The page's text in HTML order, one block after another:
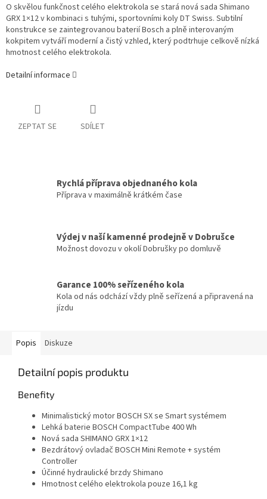
O skvělou funkčnost celého elektrokola se stará nová sada Shimano
GRX 1×12 v kombinaci s tuhými, sportovními koly DT Swiss. Subtilní
konstrukce se zaintegrovanou baterií Bosch a plně interovaným
kokpitem vytváří moderní a čistý vzhled, který podtrhuje celkově nízká
hmotnost celého elektrokola.
Detailní informace
ZEPTAT SE SDÍLET
Rychlá příprava objednaného kola
Příprava v maximálně krátkém čase
Výdej v naší kamenné prodejně v Dobrušce
Možnost dovozu v okolí Dobrušky po domluvě
Garance 100% seřízeného kola
Kola od nás odchází vždy plně seřízená a připravená na
jízdu
Popis Diskuze
Detailní popis produktu
Benefity
Minimalistický motor BOSCH SX se Smart systémem
Lehká baterie BOSCH CompactTube 400 Wh
Nová sada SHIMANO GRX 1×12
Bezdrátový ovladač BOSCH Mini Remote + systém
Controller
Účinné hydraulické brzdy Shimano
Hmotnost celého elektrokola pouze 16,1 kg